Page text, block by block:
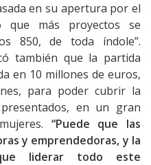
en su apertura por el
que más proyectos se
850, de toda índole”.
también que la partida
en 10 millones de euros,
para poder cubrir la
en un gran
“Puede que las
y emprendedoras, y la
liderar todo este